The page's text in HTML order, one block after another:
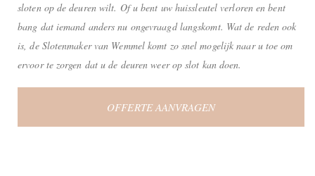
sloten op de deuren wilt. Of u bent uw huissleutel verloren en bent
bang dat iemand anders nu ongevraagd langskomt. Wat de reden ook
is, de Slotenmaker van Wemmel komt zo snel mogelijk naar u toe om
ervoor te zorgen dat u de deuren weer op slot kan doen.
OFFERTE AANVRAGEN